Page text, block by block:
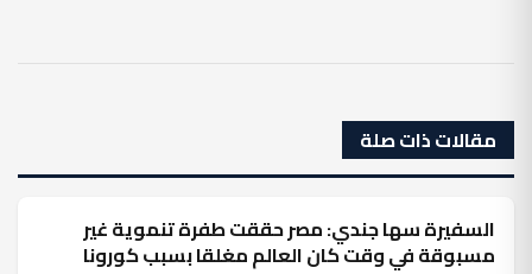
مقالات ذات صلة
السياسة
السفيرة سها جندي: مصر حققت طفرة تنموية غير
مسبوقة في وقت كان العالم مغلقا بسبب كورونا